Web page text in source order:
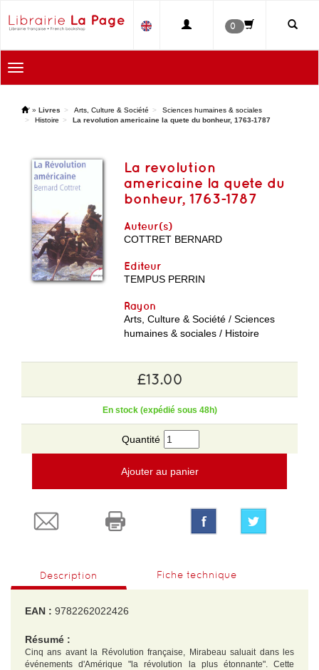
0
Toggle
navigation
' » Livres Arts, Culture & Société
Sciences humaines & sociales
Histoire
La revolution americaine la quete du bonheur, 1763-1787
La revolution
americaine la quete du
bonheur, 1763-1787
Auteur(s)
COTTRET BERNARD
Editeur
TEMPUS PERRIN
Rayon
Arts, Culture & Société / Sciences
humaines & sociales / Histoire
£13.00
En stock (expédié sous 48h)
Quantité
Ajouter au panier
Description Fiche technique
EAN : 9782262022426
Résumé :
Cinq ans avant la Révolution française, Mirabeau saluait dans les
événements d'Amérique "la révolution la plus étonnante". Cette